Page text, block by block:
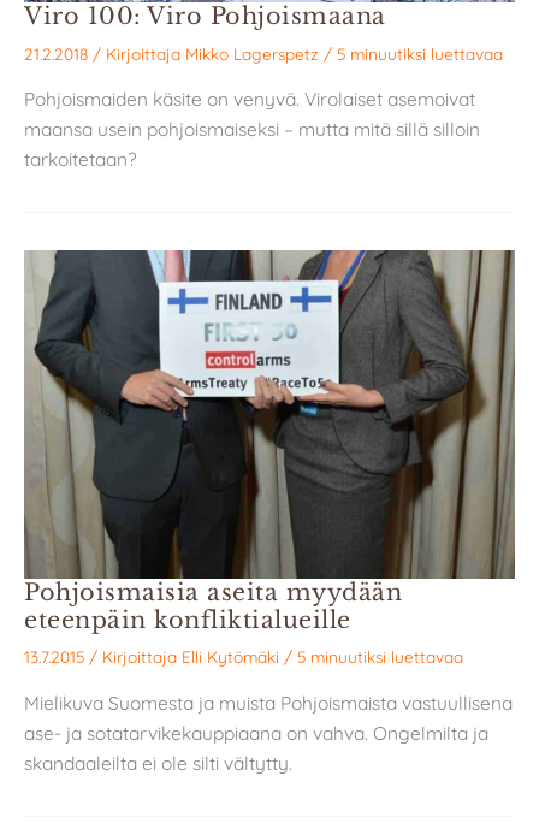
Viro 100: Viro Pohjoismaana
21.2.2018 / Kirjoittaja Mikko Lagerspetz / 5 minuutiksi luettavaa
Pohjoismaiden käsite on venyvä. Virolaiset asemoivat
maansa usein pohjoismaiseksi – mutta mitä sillä silloin
tarkoitetaan?
Pohjoismaisia aseita myydään
eteenpäin konfliktialueille
13.7.2015 / Kirjoittaja Elli Kytömäki / 5 minuutiksi luettavaa
Mielikuva Suomesta ja muista Pohjoismaista vastuullisena
ase- ja sotatarvikekauppiaana on vahva. Ongelmilta ja
skandaaleilta ei ole silti vältytty.